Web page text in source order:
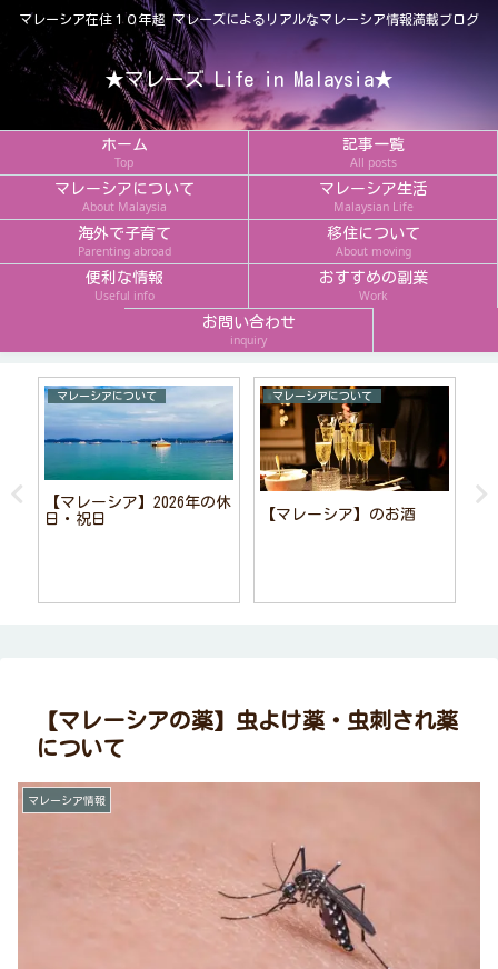
マレーシア在住１０年超 マレーズによるリアルなマレーシア情報満載ブログ
★マレーズ Life in Malaysia★
ホーム
Top
記事一覧
All posts
マレーシアについて
About Malaysia
マレーシア生活
Malaysian Life
海外で子育て
Parenting abroad
移住について
About moving
便利な情報
Useful info
おすすめの副業
Work
お問い合わせ
inquiry
マレーシアについて
【マレーシア】2026年の休
日・祝日
マレーシアについて
【マレーシア】のお酒
【マレーシアの薬】虫よけ薬・虫刺され薬
について
マレーシア情報